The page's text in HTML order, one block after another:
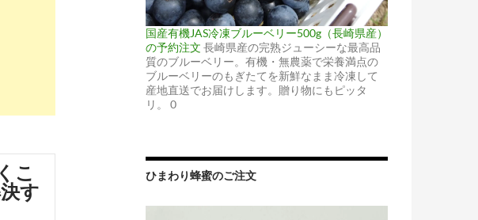
こ
す
国産有機JAS冷凍ブルーベリー500g（長崎県産）
の予約注文 長崎県産の完熟ジューシーな最高品
質のブルーベリー。有機・無農薬で栄養満点の
ブルーベリーのもぎたてを新鮮なまま冷凍して
産地直送でお届けします。贈り物にもピッタ
リ。 0
ひまわり蜂蜜のご注文